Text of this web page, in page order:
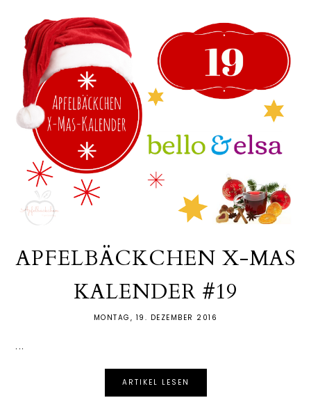
APFELBÄCKCHEN X-MAS
KALENDER #19
MONTAG, 19. DEZEMBER 2016
...
ARTIKEL LESEN